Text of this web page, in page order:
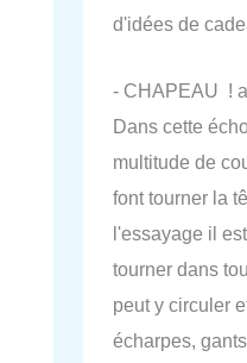
d'idées de
- CHAPEAU !
Dans cette
multitude de
font tourner la
l'essayage il
tourner dans
peut y circuler
écharpes,